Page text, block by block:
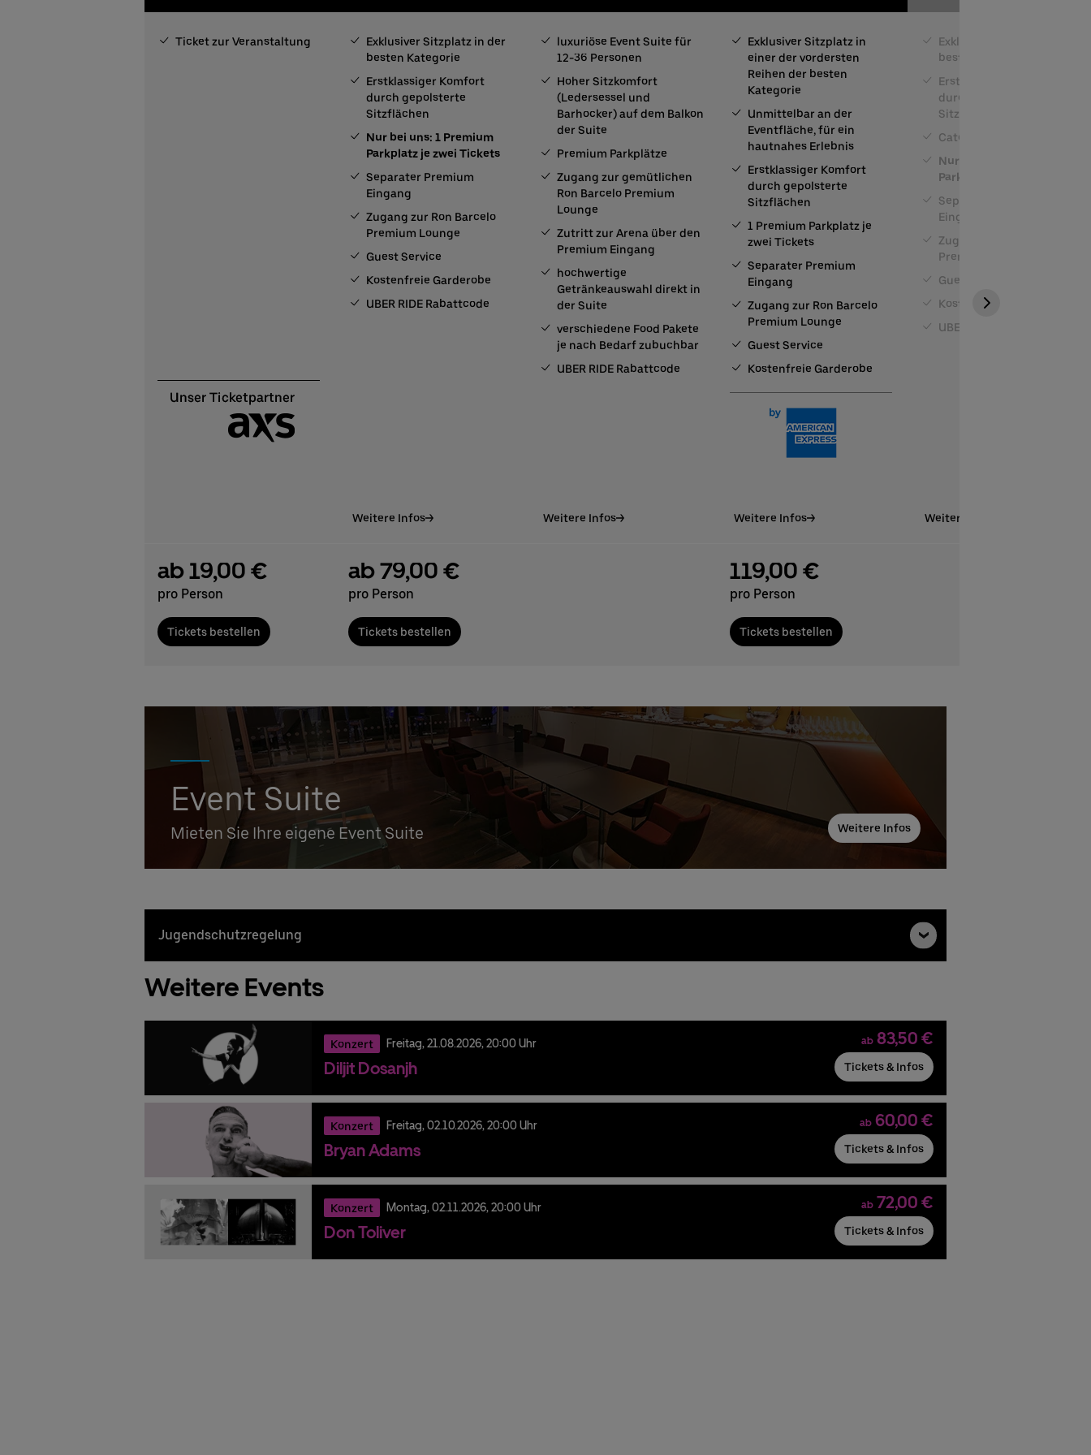
Ticket zur Veranstaltung
ab 19,00 €
pro Person
Tickets bestellen
Exklusiver Sitzplatz in der
besten Kategorie
Erstklassiger Komfort
durch gepolsterte
Sitzflächen
Nur bei uns: 1 Premium
Parkplatz je zwei Tickets
Separater Premium
Eingang
Zugang zur Ron Barcelo
Premium Lounge
Guest Service
Kostenfreie Garderobe
UBER RIDE Rabattcode
Weitere Infos
ab 79,00 €
pro Person
Tickets bestellen
luxuriöse Event Suite für
12-36 Personen
Hoher Sitzkomfort
(Ledersessel und
Barhocker) auf dem Balkon
der Suite
Premium Parkplätze
Zugang zur gemütlichen
Ron Barcelo Premium
Lounge
Zutritt zur Arena über den
Premium Eingang
hochwertige
Getränkeauswahl direkt in
der Suite
verschiedene Food Pakete
je nach Bedarf zubuchbar
UBER RIDE Rabattcode
Weitere Infos
Exklusiver Sitzplatz in
einer der vordersten
Reihen der besten
Kategorie
Unmittelbar an der
Eventfläche, für ein
hautnahes Erlebnis
Erstklassiger Komfort
durch gepolsterte
Sitzflächen
1 Premium Parkplatz je
zwei Tickets
Separater Premium
Eingang
Zugang zur Ron Barcelo
Premium Lounge
Guest Service
Kostenfreie Garderobe
Weitere Infos
119,00 €
pro Person
Tickets bestellen
Exklusiver Sitzplatz in der
besten Kategorie
Erstklassiger Komfort
durch gepolsterte
Sitzflächen
Catering inkl. Getränke
Nur bei uns: 1 Premium
Parkplatz je zwei Tickets
Separater Premium
Eingang
Zugang zur Ron Barcelo
Premium Lounge
Guest Service
Kostenfreie Garderobe
UBER RIDE Rabattcode
Weitere Infos
Event Suite
Mieten Sie Ihre eigene Event Suite Weitere Infos
Jugendschutzregelung
Weitere Events
Konzert Freitag,21.08.2026,20:00 Uhr
Diljit Dosanjh
ab 83,50 €
Tickets & Infos
Konzert Freitag,02.10.2026,20:00 Uhr
Bryan Adams
ab 60,00 €
Tickets & Infos
Konzert Montag,02.11.2026,20:00 Uhr
Don Toliver
ab 72,00 €
Tickets & Infos